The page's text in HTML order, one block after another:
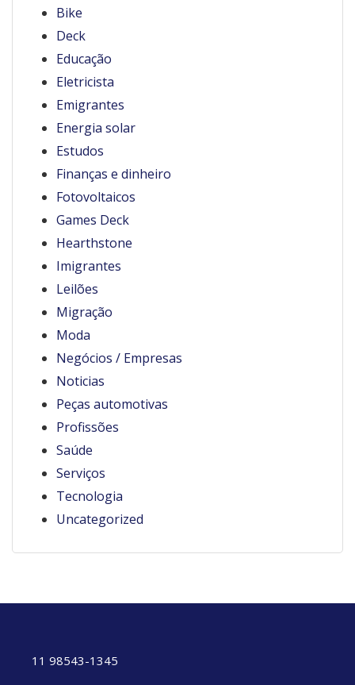
Bike
Deck
Educação
Eletricista
Emigrantes
Energia solar
Estudos
Finanças e dinheiro
Fotovoltaicos
Games Deck
Hearthstone
Imigrantes
Leilões
Migração
Moda
Negócios / Empresas
Noticias
Peças automotivas
Profissões
Saúde
Serviços
Tecnologia
Uncategorized
11 98543-1345